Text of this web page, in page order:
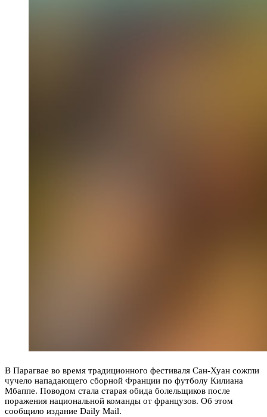
В Парагвае во время традиционного фестиваля Сан-Хуан сожгли
чучело нападающего сборной Франции по футболу Килиана
Мбаппе. Поводом стала старая обида болельщиков после
поражения национальной команды от французов. Об этом
сообщило издание Daily Mail.